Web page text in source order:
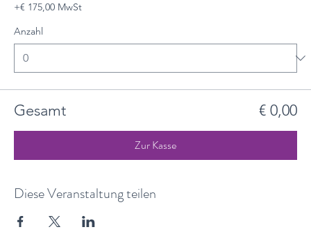
+€ 175,00 MwSt
Anzahl
Gesamt € 0,00
Zur Kasse
Diese Veranstaltung teilen